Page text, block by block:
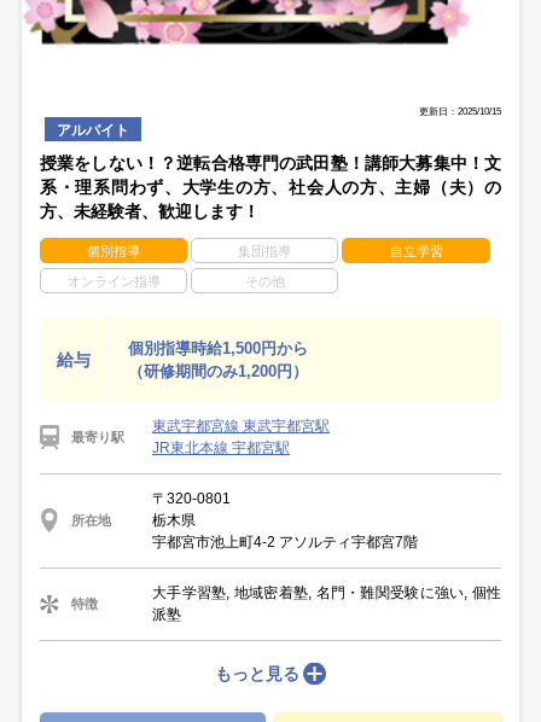
更新日：2025/10/15
アルバイト
授業をしない！？逆転合格専門の武田塾！講師大募集中！文
系・理系問わず、大学生の方、社会人の方、主婦（夫）の
方、未経験者、歓迎します！
個別指導 集団指導 自立学習
オンライン指導 その他
給与
個別指導時給1,500円から
（研修期間のみ1,200円）
最寄り駅
東武宇都宮線 東武宇都宮駅
JR東北本線 宇都宮駅
所在地
〒320-0801
栃木県
宇都宮市池上町4-2 アソルティ宇都宮7階
特徴
大手学習塾, 地域密着塾, 名門・難関受験に強い, 個性
派塾
もっと見る